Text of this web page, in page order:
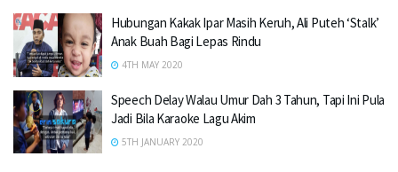
Hubungan Kakak Ipar Masih Keruh, Ali Puteh ‘Stalk’
Anak Buah Bagi Lepas Rindu
4TH MAY 2020
Speech Delay Walau Umur Dah 3 Tahun, Tapi Ini Pula
Jadi Bila Karaoke Lagu Akim
5TH JANUARY 2020